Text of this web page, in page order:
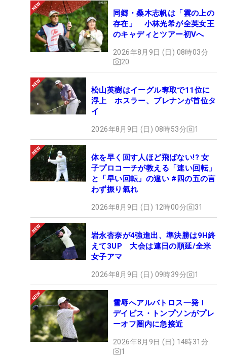
同郷・桑木志帆は「雲の上の
存在」 小林光希が全英女王
のキャディとツアー初Vへ
2026年8月9日 (日) 08時03分
20
松山英樹はイーグル奪取で11位に
浮上 ホスラー、ブレナンが首位タ
イ
2026年8月9日 (日) 08時53分 1
体を早く回す人ほど飛ばない!? 女
子プロコーチが教える「速い回転」
と「早い回転」の違い #四の五の言
わず振り氣れ
2026年8月9日 (日) 12時00分 31
岩永杏奈が4強進出、準決勝は9H終
えて3UP 大会は連日の順延/全米
女子アマ
2026年8月9日 (日) 09時39分 1
雪辱へアルバトロス一発！
デイビス・トンプソンがプレ
ーオフ圏内に急接近
2026年8月9日 (日) 14時31分
1